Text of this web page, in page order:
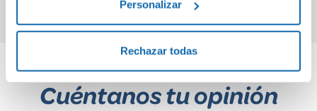
Personalizar
Rechazar todas
Cuéntanos tu opinión